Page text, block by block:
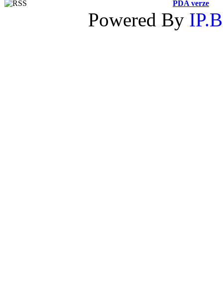
PDA verze
Powered By